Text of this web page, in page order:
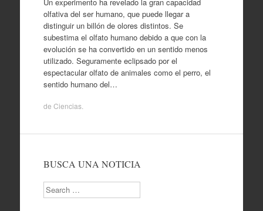
olfativa del ser humano, que puede llegar a
distinguir un billón de olores distintos. Se
subestima el olfato humano debido a que con la
evolución se ha convertido en un sentido menos
utilizado. Seguramente eclipsado por el
espectacular olfato de animales como el perro, el
sentido humano del…
de Ciencias.
BUSCA UNA NOTICIA
Search